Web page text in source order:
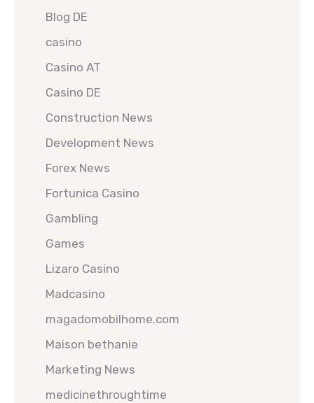
Blog DE
casino
Casino AT
Casino DE
Construction News
Development News
Forex News
Fortunica Casino
Gambling
Games
Lizaro Casino
Madcasino
magadomobilhome.com
Maison bethanie
Marketing News
medicinethroughtime